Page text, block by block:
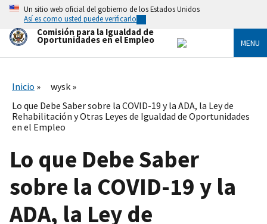
Skip
main
content
Un sitio web oficial del gobierno de los Estados Unidos
Así es como usted puede verificarlo
Comisión para la Igualdad de
Oportunidades en el Empleo MENU
Inicio
wysk
Lo que Debe Saber sobre la COVID-19 y la ADA, la Ley de
Rehabilitación y Otras Leyes de Igualdad de Oportunidades
en el Empleo
Lo que Debe Saber
sobre la COVID-19 y la
ADA, la Ley de